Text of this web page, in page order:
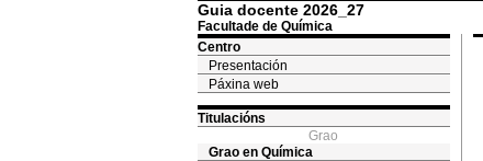
Guia docente 2026_27
Facultade de Química
Centro
Presentación
Páxina web
Titulacións
Grao
Grao en Química